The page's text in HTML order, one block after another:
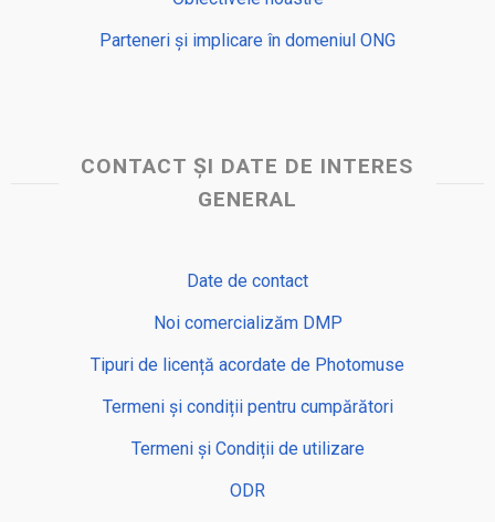
Parteneri și implicare în domeniul ONG
CONTACT ȘI DATE DE INTERES
GENERAL
Date de contact
Noi comercializăm DMP
Tipuri de licență acordate de Photomuse
Termeni și condiții pentru cumpărători
Termeni și Condiții de utilizare
ODR